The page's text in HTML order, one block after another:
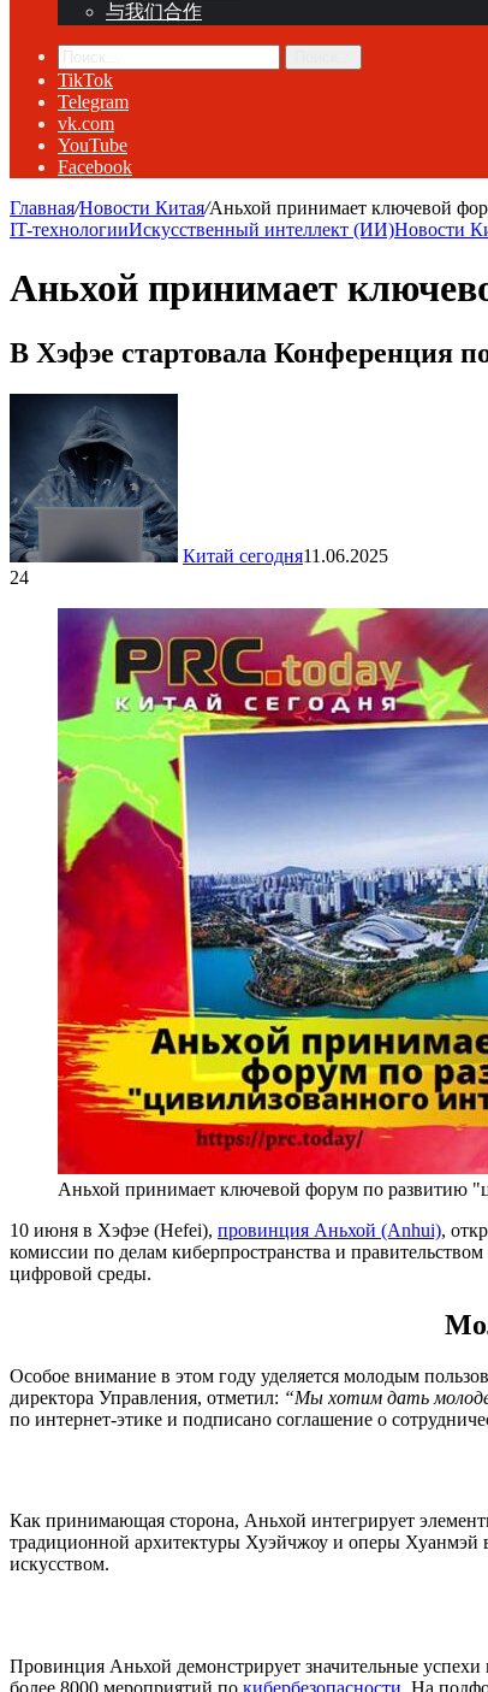
与我们合作
TikTok
Telegram
vk.com
YouTube
Facebook
Главная/Новости Китая/Аньхой принимает ключевой
IT-технологииИскусственный интеллект (ИИ)Новости
Аньхой принимает
В Хэфэе стартовала Конференция
Китай сегодня11.06.2025
24
Аньхой принимает ключевой форум по развитию
10 июня в Хэфэе (Hefei), провинция Аньхой (Anhui),
комиссии по делам киберпространства и
цифровой среды.
Особое внимание в этом году уделяется молодым
директора Управления, отметил: “Мы хотим дать
по интернет-этике и подписано соглашение о
Как принимающая сторона, Аньхой интегрирует
традиционной архитектуры Хуэйчжоу и оперы Хуанмэй
искусством.
Провинция Аньхой демонстрирует значительные